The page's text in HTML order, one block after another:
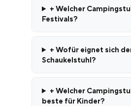
+ Welcher
Festivals?
+ Wofür eignet sich
Schaukelstuhl?
+ Welcher
beste für Kinder?